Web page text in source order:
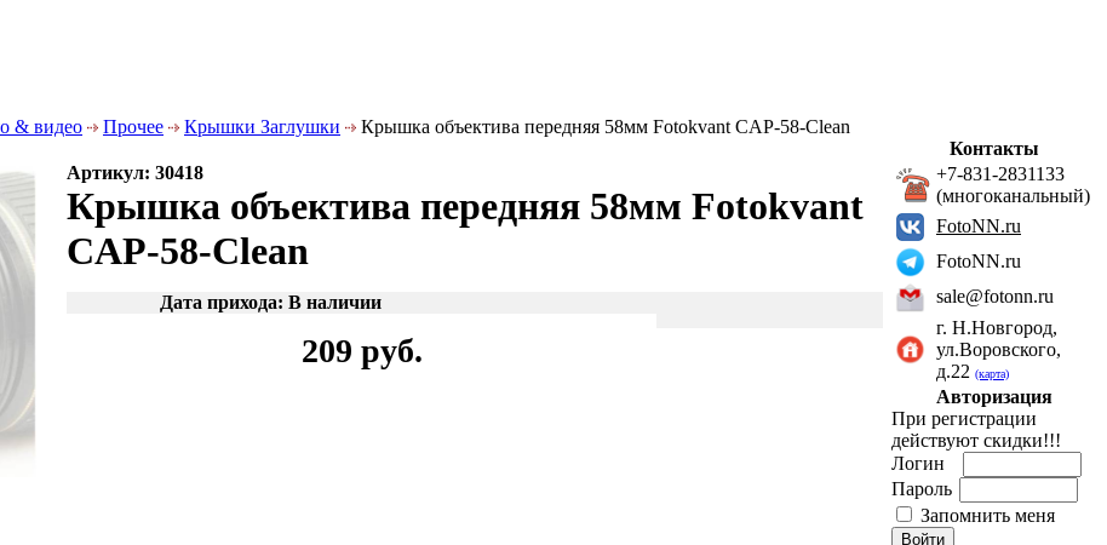
& видео Прочее Крышки Заглушки Крышка объектива передняя 58мм Fotokvant CAP-58-Clean
Артикул: 30418
Крышка объектива передняя 58мм Fotokvant
CAP-58-Clean
Дата прихода: В наличии
209 руб.
Контакты
+7-831-2831133
(многоканальный)
FotoNN.ru
FotoNN.ru
sale@fotonn.ru
г. Н.Новгород,
ул.Воровского,
д.22 (карта)
Авторизация
При регистрации
действуют скидки!!!
Логин
Пароль
Запомнить меня